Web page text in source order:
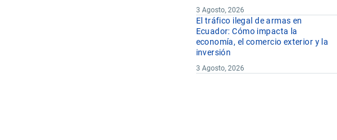
3 Agosto, 2026
El tráfico ilegal de armas en
Ecuador: Cómo impacta la
economía, el comercio exterior y la
inversión
3 Agosto, 2026